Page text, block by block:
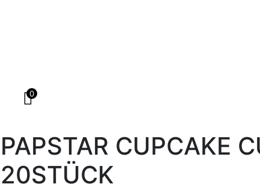
0
PAPSTAR CUPCAKE
20STÜCK